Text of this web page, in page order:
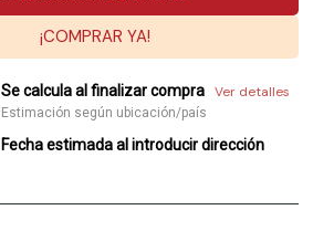
¡COMPRAR YA!
Se calcula al finalizar compra Ver detalles
Estimación según ubicación/país
Fecha estimada al introducir dirección